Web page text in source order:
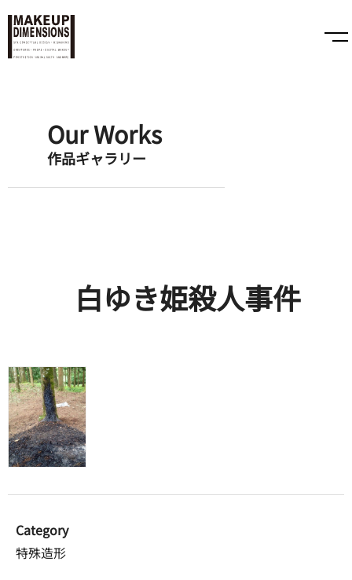
Our Works
作品ギャラリー
白ゆき姫殺人事件
Category
特殊造形